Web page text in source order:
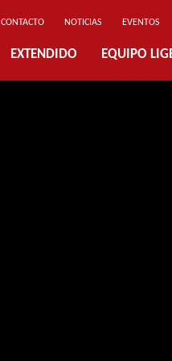
CONTACTO NOTICIAS EVENTOS
EXTENDIDO EQUIPO